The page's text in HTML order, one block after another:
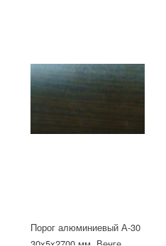
Порог алюминиевый А-30